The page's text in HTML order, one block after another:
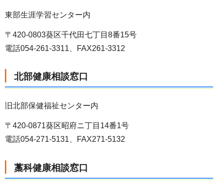
東部生涯学習センター内
〒420-0803葵区千代田七丁目8番15号
電話054-261-3311、FAX261-3312
北部健康相談窓口
旧北部保健福祉センター内
〒420-0871葵区昭府ニ丁目14番1号
電話054-271-5131、FAX271-5132
藁科健康相談窓口